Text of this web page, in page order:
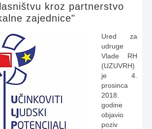
kroz partnerstvo
zajednice"
Ured za
udruge
Vlade RH
(UZUVRH)
je 4.
prosinca
2018.
godine
objavio
poziv